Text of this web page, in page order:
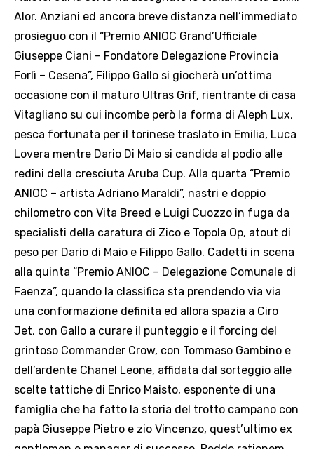
Alor. Anziani ed ancora breve distanza nell’immediato
prosieguo con il “Premio ANIOC Grand’Ufficiale
Giuseppe Ciani – Fondatore Delegazione Provincia
Forlì – Cesena”, Filippo Gallo si giocherà un’ottima
occasione con il maturo Ultras Grif, rientrante di casa
Vitagliano su cui incombe però la forma di Aleph Lux,
pesca fortunata per il torinese traslato in Emilia, Luca
Lovera mentre Dario Di Maio si candida al podio alle
redini della cresciuta Aruba Cup. Alla quarta “Premio
ANIOC – artista Adriano Maraldi”, nastri e doppio
chilometro con Vita Breed e Luigi Cuozzo in fuga da
specialisti della caratura di Zico e Topola Op, atout di
peso per Dario di Maio e Filippo Gallo. Cadetti in scena
alla quinta “Premio ANIOC – Delegazione Comunale di
Faenza”, quando la classifica sta prendendo via via
una conformazione definita ed allora spazia a Ciro
Jet, con Gallo a curare il punteggio e il forcing del
grintoso Commander Crow, con Tommaso Gambino e
dell’ardente Chanel Leone, affidata dal sorteggio alle
scelte tattiche di Enrico Maisto, esponente di una
famiglia che ha fatto la storia del trotto campano con
papà Giuseppe Pietro e zio Vincenzo, quest’ultimo ex